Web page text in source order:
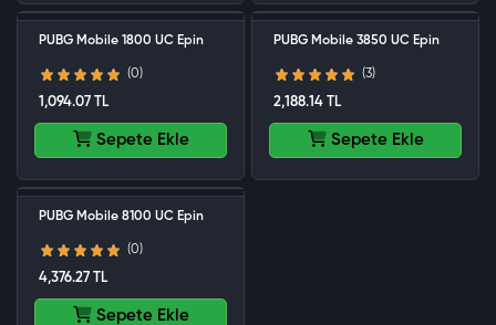
PUBG Mobile 1800 UC Epin
(0)
1,094.07 TL
Sepete Ekle
PUBG Mobile 3850 UC Epin
(3)
2,188.14 TL
Sepete Ekle
PUBG Mobile 8100 UC Epin
(0)
4,376.27 TL
Sepete Ekle